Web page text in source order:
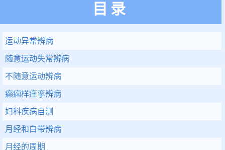
目录
运动异常辨病
随意运动失常辨病
不随意运动辨病
癫痫样痉挛辨病
妇科疾病自测
月经和白带辨病
月经的周期